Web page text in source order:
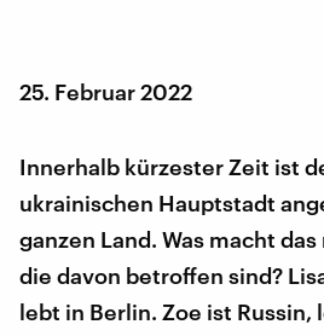
25. Februar 2022
Innerhalb kürzester Zeit ist
ukrainischen Hauptstadt
ganzen Land. Was macht
die davon betroffen sind?
lebt in Berlin. Zoe ist Russin,